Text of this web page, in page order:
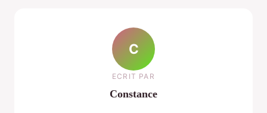
C
ECRIT PAR
Constance